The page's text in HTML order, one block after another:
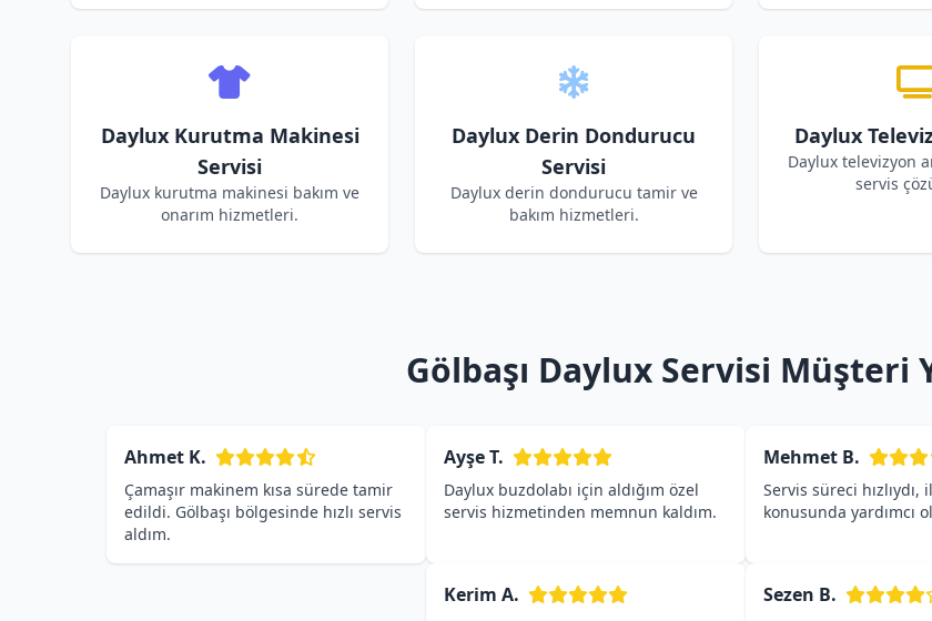
Daylux Kurutma Makinesi
Servisi
Daylux kurutma makinesi bakım ve
onarım hizmetleri.
Daylux Derin Dondurucu
Servisi
Daylux derin dondurucu tamir ve
bakım hizmetleri.
Daylux
Daylux televizyon
servis
Gölbaşı Daylux Servisi Müşteri
Ahmet K.
Çamaşır makinem kısa sürede tamir
edildi. Gölbaşı bölgesinde hızlı servis
aldım.
Ayşe T.
Daylux buzdolabı için aldığım özel
servis hizmetinden memnun kaldım.
Mehmet B.
Servis süreci hızlıydı,
konusunda yardımcı
Kerim A. Sezen B.